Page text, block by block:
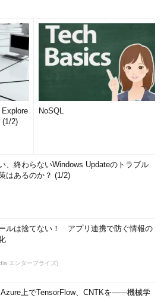
(1/2)
NoSQL
、終わらないWindows Updateのトラブル
はあるのか？ (1/2)
ルは捨てない！ アプリ連携で防ぐ情報の
エンタープライズ)
上でTensorFlow、CNTKを――機械学